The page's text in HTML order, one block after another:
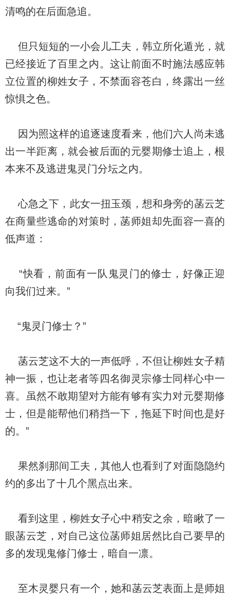
清鸣的在后面急追。
但只短短的一小会儿工夫，韩立所化遁光，就
已经接近了百里之内。这让前面不时施法感应韩
立位置的柳姓女子，不禁面容苍白，终露出一丝
惊惧之色。
因为照这样的追逐速度看来，他们六人尚未逃
出一半距离，就会被后面的元婴期修士追上，根
本来不及逃进鬼灵门分坛之内。
心急之下，此女一扭玉颈，想和身旁的菡云芝
在商量些逃命的对策时，菡师姐却先面容一喜的
低声道：
“快看，前面有一队鬼灵门的修士，好像正迎
向我们过来。”
“鬼灵门修士？”
菡云芝这不大的一声低呼，不但让柳姓女子精
神一振，也让老者等四名御灵宗修士同样心中一
喜。虽然不敢期望对方能有够有实力对元婴期修
士，但是能帮他们稍挡一下，拖延下时间也是好
的。”
果然刹那间工夫，其他人也看到了对面隐隐约
约的多出了十几个黑点出来。
看到这里，柳姓女子心中稍安之余，暗瞅了一
眼菡云芝，对自己这位菡师姐居然比自己要早的
多的发现鬼修门修士，暗自一凛。
至木灵婴只有一个，她和菡云芝表面上是师姐